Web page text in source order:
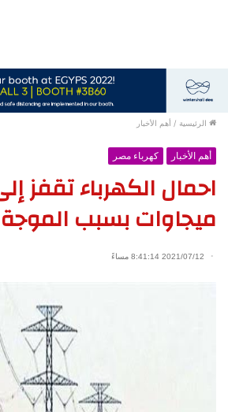
الرئيسية / أهم الأخبار
أهم الأخبار كهرباء مصر
ميجاوات بسبب الموجة
2021/07/12 8:41:14 مساءً